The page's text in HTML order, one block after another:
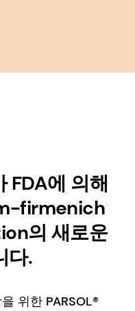
FDA에 의해
firmenich
의 새로운
다.
위한 PARSOL®